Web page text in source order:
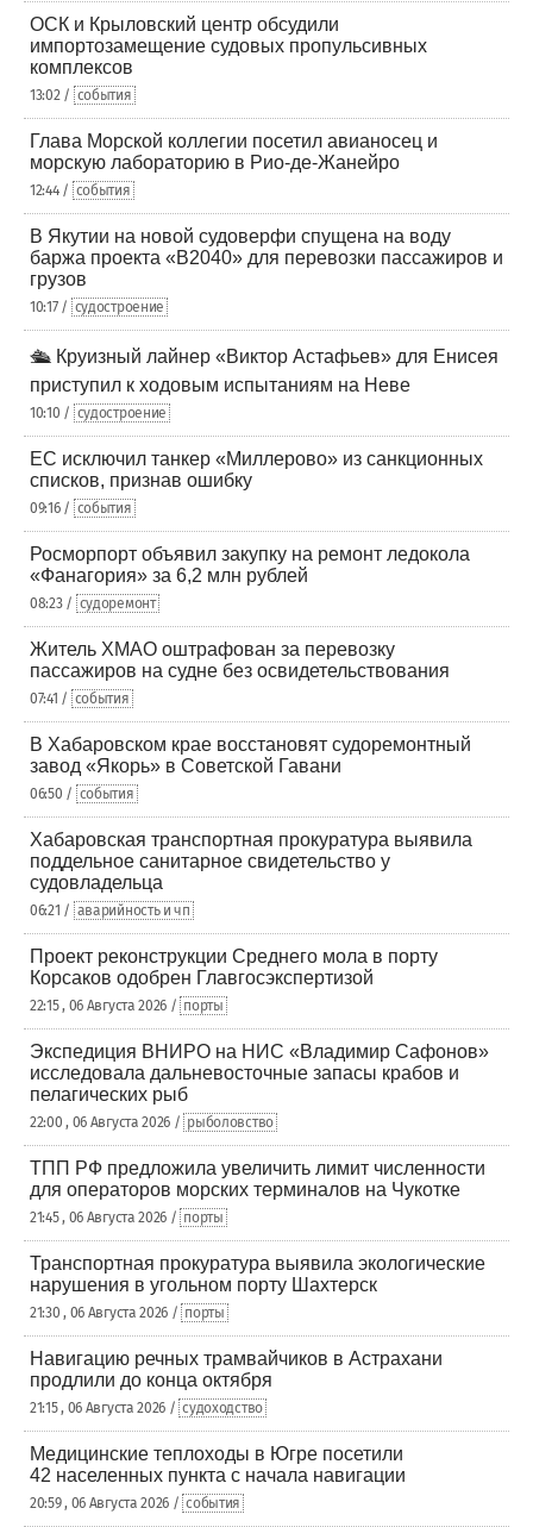
ОСК и Крыловский центр обсудили
импортозамещение судовых пропульсивных
комплексов
13:02 / события
Глава Морской коллегии посетил авианосец и
морскую лабораторию в Рио-де-Жанейро
12:44 / события
В Якутии на новой судоверфи спущена на воду
баржа проекта «В2040» для перевозки пассажиров и
грузов
10:17 / судостроение
🛳️ Круизный лайнер «Виктор Астафьев» для Енисея
приступил к ходовым испытаниям на Неве
10:10 / судостроение
ЕС исключил танкер «Миллерово» из санкционных
списков, признав ошибку
09:16 / события
Росморпорт объявил закупку на ремонт ледокола
«Фанагория» за 6,2 млн рублей
08:23 / судоремонт
Житель ХМАО оштрафован за перевозку
пассажиров на судне без освидетельствования
07:41 / события
В Хабаровском крае восстановят судоремонтный
завод «Якорь» в Советской Гавани
06:50 / события
Хабаровская транспортная прокуратура выявила
поддельное санитарное свидетельство у
судовладельца
06:21 / аварийность и чп
Проект реконструкции Среднего мола в порту
Корсаков одобрен Главгосэкспертизой
22:15 , 06 Августа 2026 / порты
Экспедиция ВНИРО на НИС «Владимир Сафонов»
исследовала дальневосточные запасы крабов и
пелагических рыб
22:00 , 06 Августа 2026 / рыболовство
ТПП РФ предложила увеличить лимит численности
для операторов морских терминалов на Чукотке
21:45 , 06 Августа 2026 / порты
Транспортная прокуратура выявила экологические
нарушения в угольном порту Шахтерск
21:30 , 06 Августа 2026 / порты
Навигацию речных трамвайчиков в Астрахани
продлили до конца октября
21:15 , 06 Августа 2026 / судоходство
Медицинские теплоходы в Югре посетили
42 населенных пункта с начала навигации
20:59 , 06 Августа 2026 / события